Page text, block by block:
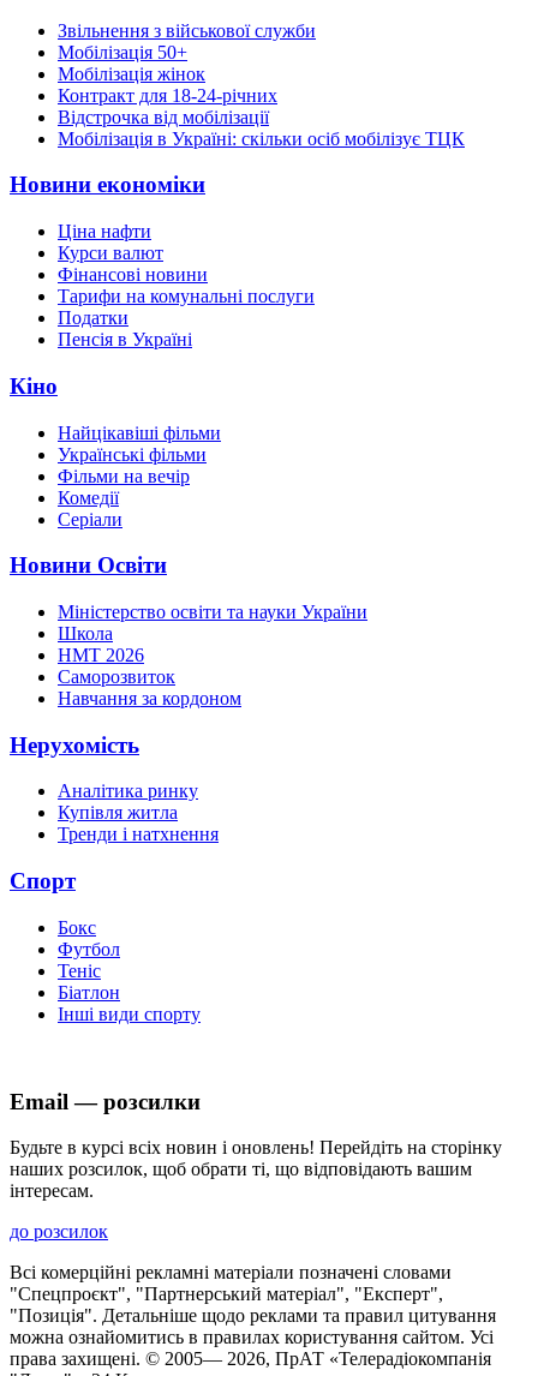
Звільнення з військової служби
Мобілізація 50+
Мобілізація жінок
Контракт для 18-24-річних
Відстрочка від мобілізації
Мобілізація в Україні: скільки осіб мобілізує ТЦК
Новини економіки
Ціна нафти
Курси валют
Фінансові новини
Тарифи на комунальні послуги
Податки
Пенсія в Україні
Кіно
Найцікавіші фільми
Українські фільми
Фільми на вечір
Комедії
Серіали
Новини Освіти
Міністерство освіти та науки України
Школа
НМТ 2026
Саморозвиток
Навчання за кордоном
Нерухомість
Аналітика ринку
Купівля житла
Тренди і натхнення
Спорт
Бокс
Футбол
Теніс
Біатлон
Інші види спорту
Email — розсилки
Будьте в курсі всіх новин і оновлень! Перейдіть на сторінку
наших розсилок, щоб обрати ті, що відповідають вашим
інтересам.
до розсилок
Всі комерційні рекламні матеріали позначені словами
"Спецпроєкт", "Партнерський матеріал", "Експерт",
"Позиція". Детальніше щодо реклами та правил цитування
можна ознайомитись в правилах користування сайтом. Усі
права захищені. © 2005— 2026, ПрАТ «Телерадіокомпанія